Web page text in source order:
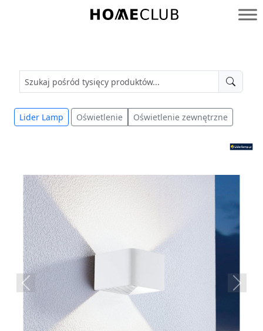
Homeclub
Lider Lamp Oświetlenie Oświetlenie zewnętrzne
Previous Next